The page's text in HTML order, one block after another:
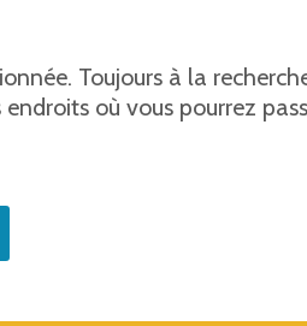
Toujours à la
où vous pourrez